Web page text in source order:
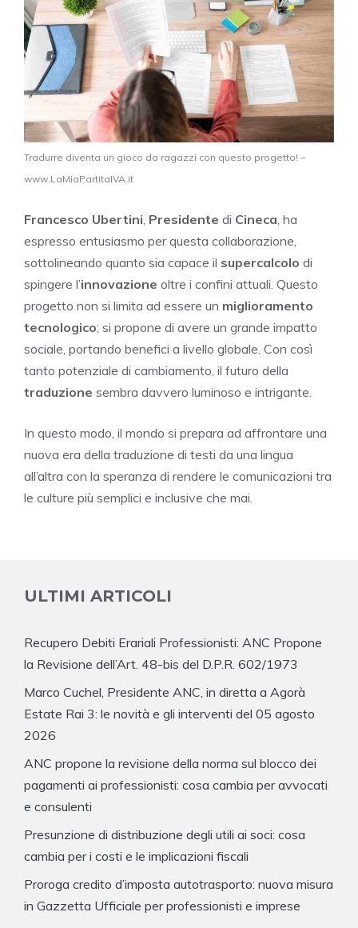
Tradurre diventa un gioco da ragazzi con questo progetto! –
www.LaMiaPartitaIVA.it
Francesco Ubertini, Presidente di Cineca, ha
espresso entusiasmo per questa collaborazione,
sottolineando quanto sia capace il supercalcolo di
spingere l’innovazione oltre i confini attuali. Questo
progetto non si limita ad essere un miglioramento
tecnologico; si propone di avere un grande impatto
sociale, portando benefici a livello globale. Con così
tanto potenziale di cambiamento, il futuro della
traduzione sembra davvero luminoso e intrigante.
In questo modo, il mondo si prepara ad affrontare una
nuova era della traduzione di testi da una lingua
all’altra con la speranza di rendere le comunicazioni tra
le culture più semplici e inclusive che mai.
ULTIMI ARTICOLI
Recupero Debiti Erariali Professionisti: ANC Propone
la Revisione dell’Art. 48-bis del D.P.R. 602/1973
Marco Cuchel, Presidente ANC, in diretta a Agorà
Estate Rai 3: le novità e gli interventi del 05 agosto
2026
ANC propone la revisione della norma sul blocco dei
pagamenti ai professionisti: cosa cambia per avvocati
e consulenti
Presunzione di distribuzione degli utili ai soci: cosa
cambia per i costi e le implicazioni fiscali
Proroga credito d’imposta autotrasporto: nuova misura
in Gazzetta Ufficiale per professionisti e imprese